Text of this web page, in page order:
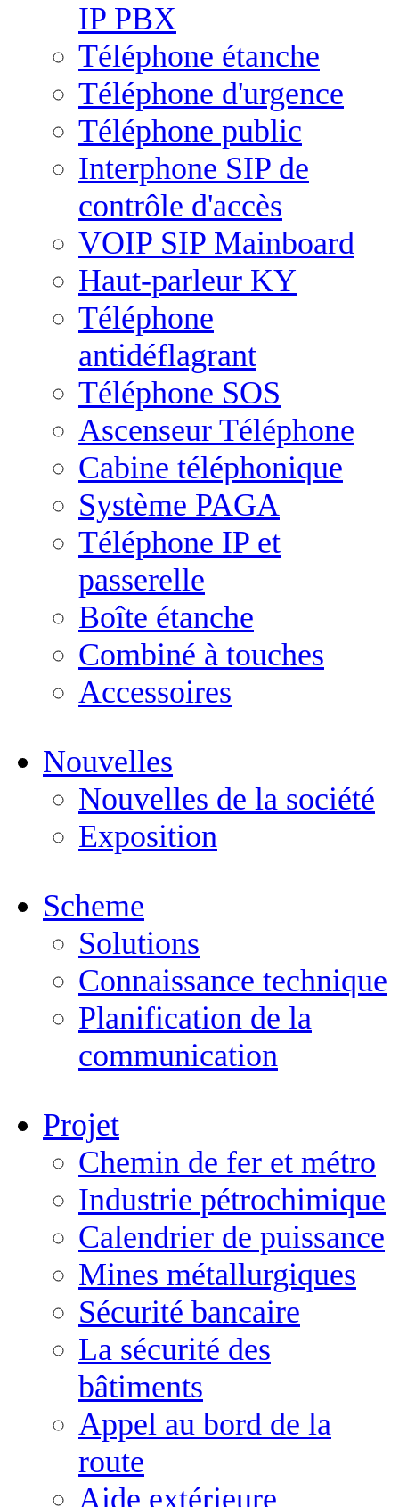
IP PBX
Téléphone étanche
Téléphone d'urgence
Téléphone public
Interphone SIP de
contrôle d'accès
VOIP SIP Mainboard
Haut-parleur KY
Téléphone
antidéflagrant
Téléphone SOS
Ascenseur Téléphone
Cabine téléphonique
Système PAGA
Téléphone IP et
passerelle
Boîte étanche
Combiné à touches
Accessoires
Nouvelles
Nouvelles de la société
Exposition
Scheme
Solutions
Connaissance technique
Planification de la
communication
Projet
Chemin de fer et métro
Industrie pétrochimique
Calendrier de puissance
Mines métallurgiques
Sécurité bancaire
La sécurité des
bâtiments
Appel au bord de la
route
Aide extérieure